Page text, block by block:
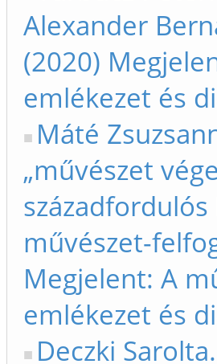
Alexander
(2020)
emlékezet és
Máté
„művészet
századfordulós
művészet-
Megjelent: A
emlékezet és
Deczki